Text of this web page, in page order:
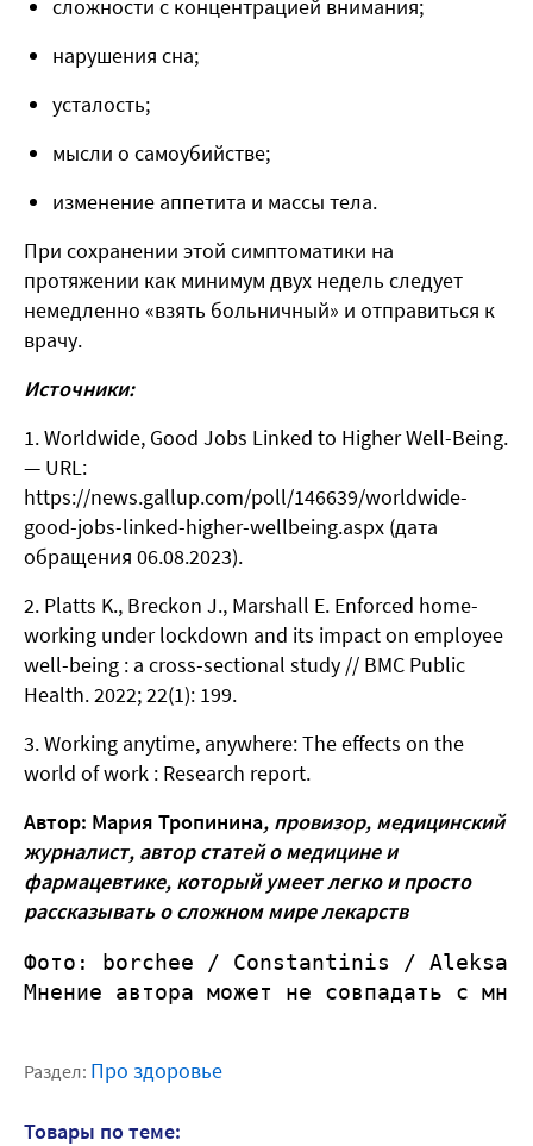
сложности с концентрацией внимания;
нарушения сна;
усталость;
мысли о самоубийстве;
изменение аппетита и массы тела.
При сохранении этой симптоматики на
протяжении как минимум двух недель следует
немедленно «взять больничный» и отправиться к
врачу.
Источники:
Worldwide, Good Jobs Linked to Higher Well-Being.
— URL:
https://news.gallup.com/poll/146639/worldwide-
good-jobs-linked-higher-wellbeing.aspx (дата
обращения 06.08.2023).
Platts K., Breckon J., Marshall E. Enforced home-
working under lockdown and its impact on employee
well-being : a cross-sectional study // BMC Public
Health. 2022; 22(1): 199.
Working anytime, anywhere: The effects on the
world of work : Research report.
Автор: Мария Тропинина, провизор, медицинский
журналист, автор статей о медицине и
фармацевтике, который умеет легко и просто
рассказывать о сложном мире лекарств
Фото: borchee / Constantinis /
Мнение автора может не совпадать с
Раздел: Про здоровье
Товары по теме: